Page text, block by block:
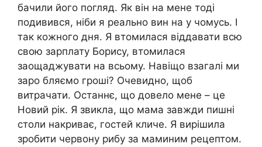
бачили його погляд. Як він на мене тоді
подивився, ніби я реально вин на у чомусь. І
так кожного дня. Я втомилася віддавати всю
свою зарплату Борису, втомилася
заощаджувати на всьому. Навіщо взагалі ми
заро бляємо гроші? Очевидно, щоб
витрачати. Останнє, що довело мене – це
Новий рік. Я звикла, що мама завжди пишні
столи накриває, гостей кличе. Я вирішила
зробити червону рибу за маминим рецептом.